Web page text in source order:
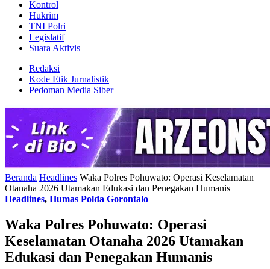
Kontrol
Hukrim
TNI Polri
Legislatif
Suara Aktivis
Redaksi
Kode Etik Jurnalistik
Pedoman Media Siber
Beranda Headlines Waka Polres Pohuwato: Operasi Keselamatan
Otanaha 2026 Utamakan Edukasi dan Penegakan Humanis
Headlines, Humas Polda Gorontalo
Waka Polres Pohuwato: Operasi
Keselamatan Otanaha 2026 Utamakan
Edukasi dan Penegakan Humanis